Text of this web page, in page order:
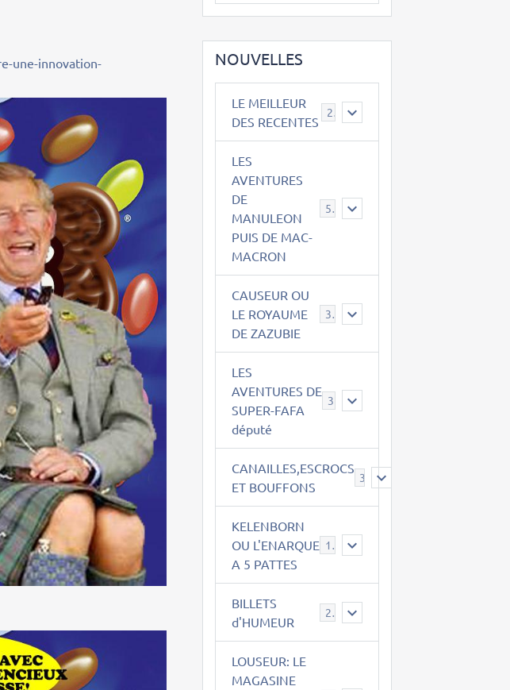
une-innovation-
NOUVELLES
LE MEILLEUR
DES RECENTES
2
LES
AVENTURES
DE
MANULEON
PUIS DE MAC-
MACRON
543
CAUSEUR OU
LE ROYAUME
DE ZAZUBIE
38
LES
AVENTURES DE
SUPER-FAFA
député
CANAILLES,ESCROCS
ET BOUFFONS
385
KELENBORN
OU L'ENARQUE
A 5 PATTES
14
BILLETS
d'HUMEUR
2
LOUSEUR: LE
MAGASINE